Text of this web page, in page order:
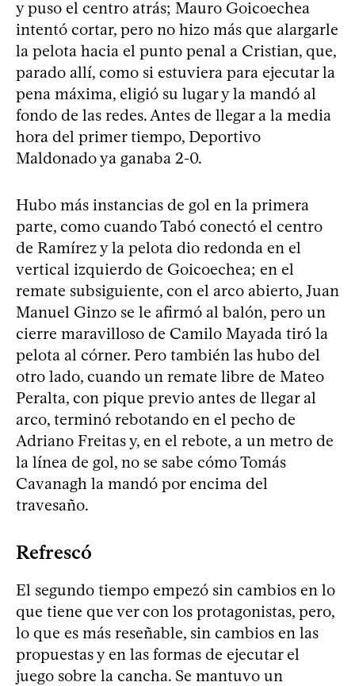
y puso el centro atrás; Mauro Goicoechea
intentó cortar, pero no hizo más que alargarle
la pelota hacia el punto penal a Cristian, que,
parado allí, como si estuviera para ejecutar la
pena máxima, eligió su lugar y la mandó al
fondo de las redes. Antes de llegar a la media
hora del primer tiempo, Deportivo
Maldonado ya ganaba 2-0.
Hubo más instancias de gol en la primera
parte, como cuando Tabó conectó el centro
de Ramírez y la pelota dio redonda en el
vertical izquierdo de Goicoechea; en el
remate subsiguiente, con el arco abierto, Juan
Manuel Ginzo se le afirmó al balón, pero un
cierre maravilloso de Camilo Mayada tiró la
pelota al córner. Pero también las hubo del
otro lado, cuando un remate libre de Mateo
Peralta, con pique previo antes de llegar al
arco, terminó rebotando en el pecho de
Adriano Freitas y, en el rebote, a un metro de
la línea de gol, no se sabe cómo Tomás
Cavanagh la mandó por encima del
travesaño.
Refrescó
El segundo tiempo empezó sin cambios en lo
que tiene que ver con los protagonistas, pero,
lo que es más reseñable, sin cambios en las
propuestas y en las formas de ejecutar el
juego sobre la cancha. Se mantuvo un